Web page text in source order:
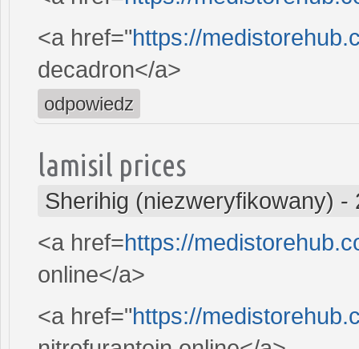
<a href="https://
decadron</a>
odpowiedz
lamisil prices
Sherihig (niezweryfikowany) -
<a href=https://
online</a>
<a href="https://